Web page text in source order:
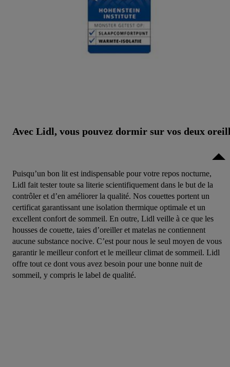
Avec Lidl, vous pouvez dormir sur vos deux
Puisqu’un bon lit est indispensable pour votre repos nocturne,
Lidl fait tester toute sa literie scientifiquement dans le but de la
contrôler et d’en améliorer la qualité. Nos couettes portent un
certificat garantissant une isolation thermique optimale et un
excellent confort de sommeil. En outre, Lidl veille à ce que les
housses de couette, taies d’oreiller et matelas ne contiennent
aucune substance nocive. C’est pour nous le seul moyen de vous
garantir le meilleur confort et le meilleur climat de sommeil. Lidl
offre tout ce dont vous avez besoin pour une bonne nuit de
sommeil, y compris le label de qualité.